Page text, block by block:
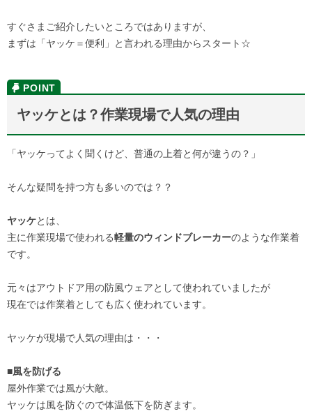
すぐさまご紹介したいところではありますが、
まずは「ヤッケ＝便利」と言われる理由からスタート☆
ヤッケとは？作業現場で人気の理由
「ヤッケってよく聞くけど、普通の上着と何が違うの？」
そんな疑問を持つ方も多いのでは？？
ヤッケとは、
主に作業現場で使われる軽量のウィンドブレーカーのような作業着
です。
元々はアウトドア用の防風ウェアとして使われていましたが
現在では作業着としても広く使われています。
ヤッケが現場で人気の理由は・・・
■風を防げる
屋外作業では風が大敵。
ヤッケは風を防ぐので体温低下を防ぎます。